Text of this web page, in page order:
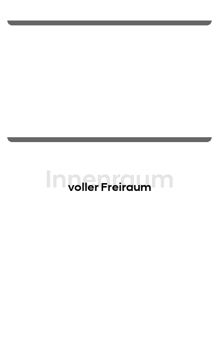
Innenraum
voller Freiraum